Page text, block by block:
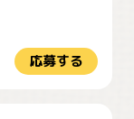
応募する